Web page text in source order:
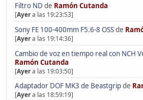
Filtro ND de Ramón Cutanda
[Ayera las 19:23:53]
Sony FE 100-400mm F5.6-8 OSSde
[Ayera las 19:14:36]
Cambio de voz en tiempo real con NCH
Ramón Cutanda
[Ayera las 19:03:50]
Adaptador DOF MK3 de Beastgripde
[Ayera las 18:59:19]